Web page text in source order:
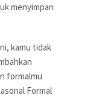
menyimpan
kamu tidak
formalmu
Formal